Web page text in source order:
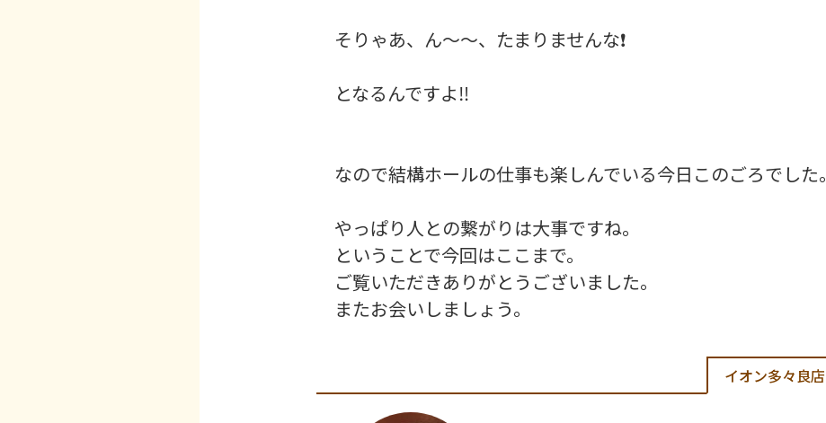
そりゃあ、ん～～、たまりませんな❗
となるんですよ‼️
なので結構ホールの仕事も楽しんでいる今日このごろでした。
やっぱり人との繋がりは大事ですね。
ということで今回はここまで。
ご覧いただきありがとうございました。
またお会いしましょう。
イオン多々良店